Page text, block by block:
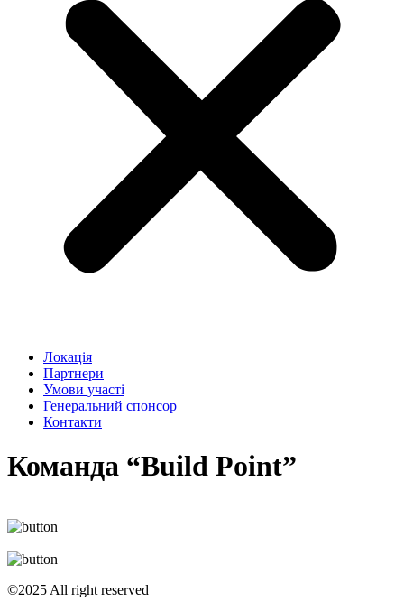
Локація
Партнери
Умови участі
Генеральний спонсор
Контакти
Команда “Build Point”
©2025 All right reserved